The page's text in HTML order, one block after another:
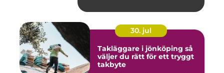
30. jul
Takläggare i jönköping så
väljer du rätt för ett tryggt
takbyte